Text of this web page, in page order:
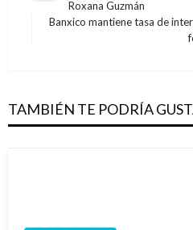
entradas
anterior
Roxana Guzmán
Banxico mantiene tasa de
TAMBIÉN TE PODRÍA